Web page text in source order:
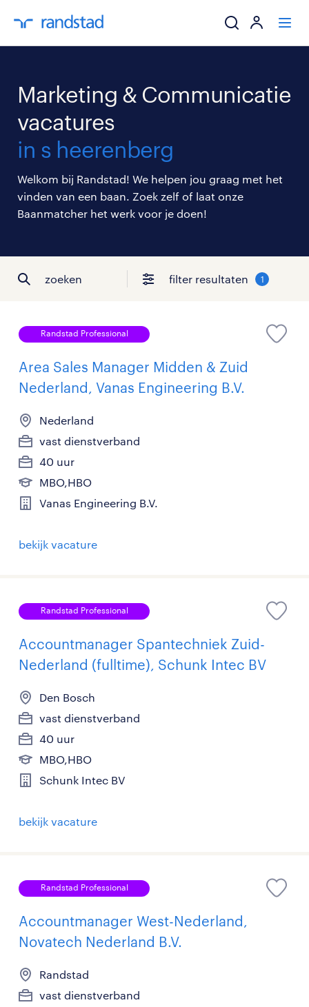
ik zoek een
over randstad
Marketing & Communicatie
vacatures
in s heerenberg
Welkom bij Randstad! We helpen jou graag met het
vinden van een baan. Zoek zelf of laat onze
Baanmatcher het werk voor je doen!
zoeken filter resultaten 1
Randstad Professional
Area Sales Manager Midden & Zuid
Nederland, Vanas Engineering B.V.
Nederland
vast dienstverband
40 uur
MBO,HBO
Vanas Engineering B.V.
bekijk vacature
Randstad Professional
Accountmanager Spantechniek Zuid-
Nederland (fulltime), Schunk Intec BV
Den Bosch
vast dienstverband
40 uur
MBO,HBO
Schunk Intec BV
bekijk vacature
Randstad Professional
Accountmanager West-Nederland,
Novatech Nederland B.V.
Randstad
vast dienstverband